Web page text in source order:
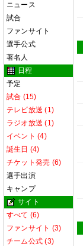
ニュース
試合
ファンサイト
選手公式
著名人
日程
予定
試合 (15)
テレビ放送 (1)
ラジオ放送 (1)
イベント (4)
誕生日 (4)
チケット発売 (6)
選手出演
キャンプ
サイト
すべて (6)
ファンサイト (3)
チーム公式 (3)